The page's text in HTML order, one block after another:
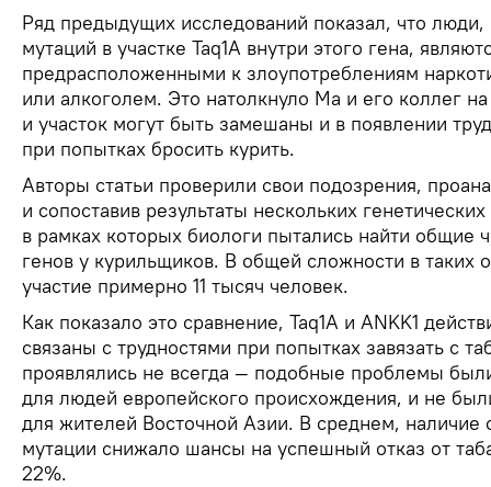
Ряд предыдущих исследований показал, что
мутаций в участке Taq1A внутри этого гена,
предрасположенными к злоупотреблениям
или алкоголем. Это натолкнуло Ма и его коллег
и участок могут быть замешаны и в появлении
при попытках бросить курить.
Авторы статьи проверили свои подозрения,
и сопоставив результаты нескольких
в рамках которых биологи пытались найти общие
генов у курильщиков. В общей сложности в таких
участие примерно 11 тысяч человек.
Как показало это сравнение, Taq1A и ANKK1
связаны с трудностями при попытках завязать с
проявлялись не всегда — подобные проблемы
для людей европейского происхождения, и не
для жителей Восточной Азии. В среднем, наличие
мутации снижало шансы на успешный отказ от
22%.